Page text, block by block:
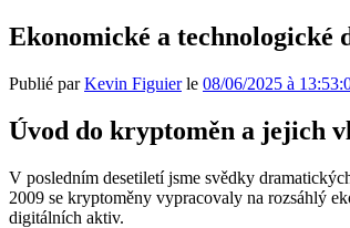
Ekonomické a technologické
Publié parKevin Figuierle 08/06/2025 à
Úvod do kryptoměn a jejich
V posledním desetiletí jsme svědky
2009 se kryptoměny vypracovaly na rozsáhlý
digitálních aktiv.